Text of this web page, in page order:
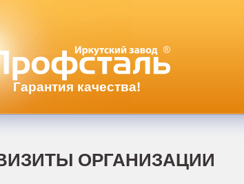
Гарантия качества!
ОРГАНИЗАЦИИ